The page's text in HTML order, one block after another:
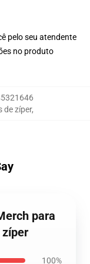
pelo seu atendente
no produto
de zíper,
para
zíper
100%